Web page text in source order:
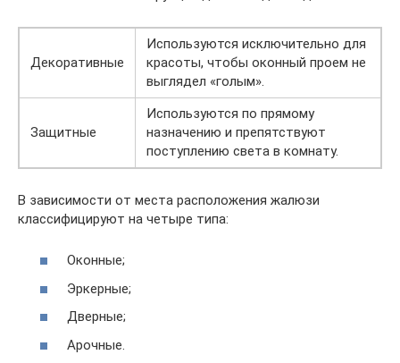
Декоративные
Используются исключительно для
красоты, чтобы оконный проем не
выглядел «голым».
Защитные
Используются по прямому
назначению и препятствуют
поступлению света в комнату.
В зависимости от места расположения жалюзи
классифицируют на четыре типа:
Оконные;
Эркерные;
Дверные;
Арочные.